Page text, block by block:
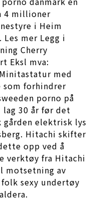
4 millioner
i Heim
mer Legg i
Cherry
Eksl mva:
med
forhindrer
porno på
lag 30 år før det
elektrisk lys
Hitachi skifter
opp ved å
verktøy fra Hitachi
motsetning av
sexy undertøy